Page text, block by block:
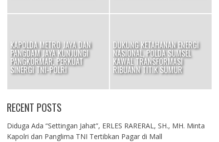
KAPOLDA METRO JAYA DAN
PANGDAM JAYA KUNJUNGI
PANGKORMAR, PERKUAT
SINERGI TNI-POLRI
DUKUNG KETAHANAN ENERGI
NASIONAL, POLDA SUMSEL
KAWAL TRANSFORMASI
RIBUANN TITIK SUMUR
RECENT POSTS
Diduga Ada “Settingan Jahat”, ERLES RARERAL, SH., MH. Minta
Kapolri dan Panglima TNI Tertibkan Pagar di Mall